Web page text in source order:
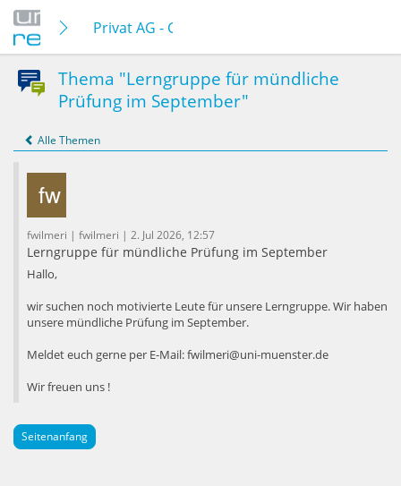
Privat AG - Gründung
Thema "Lerngruppe für mündliche
Prüfung im September"
Alle Themen
fwilmeri | fwilmeri | 2. Jul 2026, 12:57
Lerngruppe für mündliche Prüfung im September
Hallo,
wir suchen noch motivierte Leute für unsere Lerngruppe. Wir haben
unsere mündliche Prüfung im September.
Meldet euch gerne per E-Mail: fwilmeri@uni-muenster.de
Wir freuen uns !
Seitenanfang